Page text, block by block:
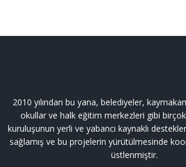
2010 yılından bu yana, belediyeler,
okullar ve halk eğitim merkezleri gibi
kuruluşunun yerli ve yabancı kaynaklı
sağlamış ve bu projelerin yürütülmesinde
üstlenmiştir.